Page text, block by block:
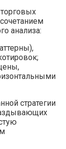
анализа:
стратегии